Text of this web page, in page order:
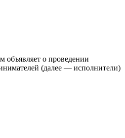
объявляет о проведении
(далее — исполнители)